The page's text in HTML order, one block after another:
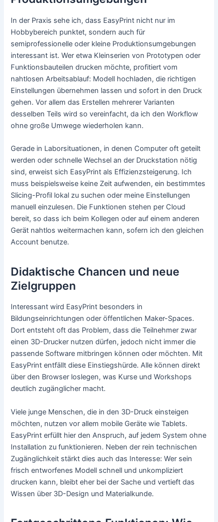
In der Praxis sehe ich, dass EasyPrint nicht nur im
Hobbybereich punktet, sondern auch für
semiprofessionelle oder kleine Produktionsumgebungen
interessant ist. Wer etwa Kleinserien von Prototypen oder
Funktionsbauteilen drucken möchte, profitiert vom
nahtlosen Arbeitsablauf: Modell hochladen, die richtigen
Einstellungen übernehmen lassen und sofort in den Druck
gehen. Vor allem das Erstellen mehrerer Varianten
desselben Teils wird so vereinfacht, da ich den Workflow
ohne große Umwege wiederholen kann.
Gerade in Laborsituationen, in denen Computer oft geteilt
werden oder schnelle Wechsel an der Druckstation nötig
sind, erweist sich EasyPrint als Effizienzsteigerung. Ich
muss beispielsweise keine Zeit aufwenden, ein bestimmtes
Slicing-Profil lokal zu suchen oder meine Einstellungen
manuell einzulesen. Die Funktionen stehen per Cloud
bereit, so dass ich beim Kollegen oder auf einem anderen
Gerät nahtlos weitermachen kann, sofern ich den gleichen
Account benutze.
Didaktische Chancen und neue
Zielgruppen
Interessant wird EasyPrint besonders in
Bildungseinrichtungen oder öffentlichen Maker-Spaces.
Dort entsteht oft das Problem, dass die Teilnehmer zwar
einen 3D-Drucker nutzen dürfen, jedoch nicht immer die
passende Software mitbringen können oder möchten. Mit
EasyPrint entfällt diese Einstiegshürde. Alle können direkt
über den Browser loslegen, was Kurse und Workshops
deutlich zugänglicher macht.
Viele junge Menschen, die in den 3D-Druck einsteigen
möchten, nutzen vor allem mobile Geräte wie Tablets.
EasyPrint erfüllt hier den Anspruch, auf jedem System ohne
Installation zu funktionieren. Neben der rein technischen
Zugänglichkeit stärkt dies auch das Interesse: Wer sein
frisch entworfenes Modell schnell und unkompliziert
drucken kann, bleibt eher bei der Sache und vertieft das
Wissen über 3D-Design und Materialkunde.